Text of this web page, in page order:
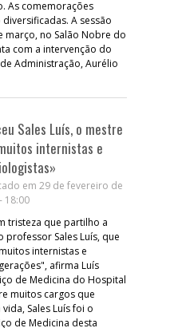
As comemorações
A sessão
março, no Salão Nobre do
com a intervenção do
Administração, Aurélio
Sales Luís, o mestre
internistas e
em 29 de fevereiro de
18:00
tristeza que partilho a
Sales Luís, que
internistas e
afirma Luís
de Medicina do Hospital
muitos cargos que
Sales Luís foi o
de Medicina desta